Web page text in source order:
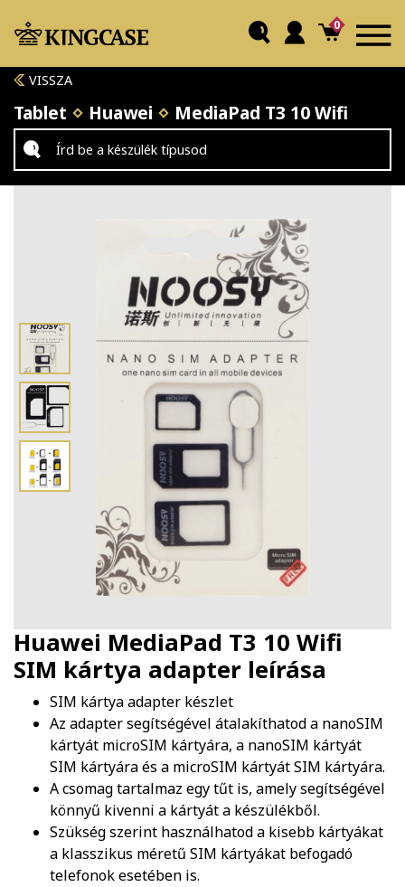
0
VISSZA
Tablet Huawei MediaPad T3 10 Wifi
Huawei MediaPad T3 10 Wifi
SIM kártya adapter leírása
SIM kártya adapter készlet
Az adapter segítségével átalakíthatod a nanoSIM
kártyát microSIM kártyára, a nanoSIM kártyát
SIM kártyára és a microSIM kártyát SIM kártyára.
A csomag tartalmaz egy tűt is, amely segítségével
könnyű kivenni a kártyát a készülékből.
Szükség szerint használhatod a kisebb kártyákat
a klasszikus méretű SIM kártyákat befogadó
telefonok esetében is.